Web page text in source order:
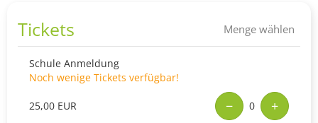
Tickets Menge wählen
Schule Anmeldung
Noch wenige Tickets verfügbar!
25,00 EUR − 0 +